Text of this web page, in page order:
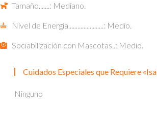
Tamaño.......: Mediano.
Nivel de Energía.......................: Medio.
Sociabilización con Mascotas..: Medio.
Cuidados Especiales que Requiere
Ninguno